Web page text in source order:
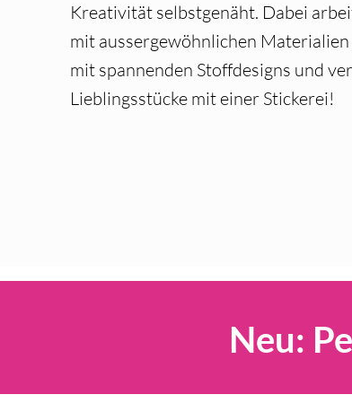
Kreativität selbstgenäht. Dabei
mit aussergewöhnlichen
mit spannenden Stoffdesigns und v
Lieblingsstücke mit einer Stickerei!
Neu: